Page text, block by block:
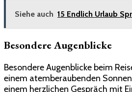
Siehe auch 15 Endlich Urlaub
Besondere Augenblicke
Besondere Augenblicke beim
einem atemberaubenden
einem herzlichen Gespräch mit